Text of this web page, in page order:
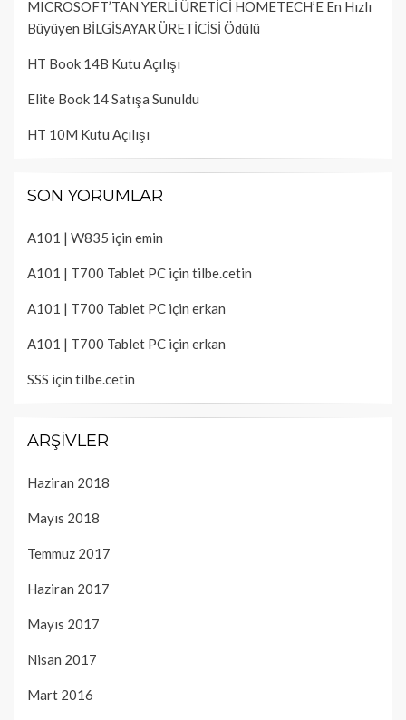
MICROSOFT’TAN YERLİ ÜRETİCİ HOMETECH’E En Hızlı
Büyüyen BİLGİSAYAR ÜRETİCİSİ Ödülü
HT Book 14B Kutu Açılışı
Elite Book 14 Satışa Sunuldu
HT 10M Kutu Açılışı
SON YORUMLAR
A101 | W835 için emin
A101 | T700 Tablet PC için tilbe.cetin
A101 | T700 Tablet PC için erkan
A101 | T700 Tablet PC için erkan
SSS için tilbe.cetin
ARŞIVLER
Haziran 2018
Mayıs 2018
Temmuz 2017
Haziran 2017
Mayıs 2017
Nisan 2017
Mart 2016